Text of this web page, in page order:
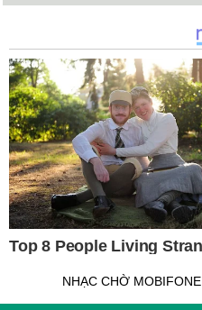
NHẠC CHỜ MOBIFONE